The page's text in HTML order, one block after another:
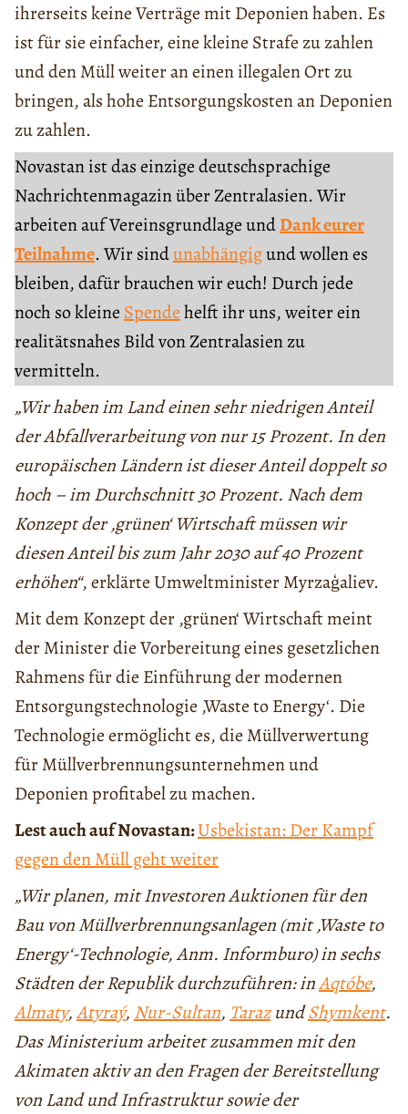
ihrerseits keine Verträge mit Deponien haben. Es
ist für sie einfacher, eine kleine Strafe zu zahlen
und den Müll weiter an einen illegalen Ort zu
bringen, als hohe Entsorgungskosten an Deponien
zu zahlen.
Novastan ist das einzige deutschsprachige
Nachrichtenmagazin über Zentralasien. Wir
arbeiten auf Vereinsgrundlage undDank eurer
Teilnahme. Wir sindunabhängigund wollen es
bleiben, dafür brauchen wir euch! Durch jede
noch so kleine Spendehelft ihr uns, weiter ein
realitätsnahes Bild von Zentralasien zu
vermitteln.
„Wir haben im Land einen sehr niedrigen Anteil
der Abfallverarbeitung von nur 15 Prozent. In den
europäischen Ländern ist dieser Anteil doppelt so
hoch – im Durchschnitt 30 Prozent. Nach dem
Konzept der ‚grünen‘ Wirtschaft müssen wir
diesen Anteil bis zum Jahr 2030 auf 40 Prozent
erhöhen“, erklärte Umweltminister Myrzaģaliev.
Mit dem Konzept der ‚grünen‘ Wirtschaft meint
der Minister die Vorbereitung eines gesetzlichen
Rahmens für die Einführung der modernen
Entsorgungstechnologie ‚Waste to Energy‘. Die
Technologie ermöglicht es, die Müllverwertung
für Müllverbrennungsunternehmen und
Deponien profitabel zu machen.
Lest auch auf Novastan:Usbekistan: Der Kampf
gegen den Müll geht weiter
„Wir planen, mit Investoren Auktionen für den
Bau von Müllverbrennungsanlagen (mit ‚Waste to
Energy‘-Technologie, Anm. Informburo) in sechs
Städten der Republik durchzuführen: inAqtóbe,
Almaty,Atyraý, Nur-Sultan, TarazundShymkent.
Das Ministerium arbeitet zusammen mit den
Akimaten aktiv an den Fragen der Bereitstellung
von Land und Infrastruktur sowie der